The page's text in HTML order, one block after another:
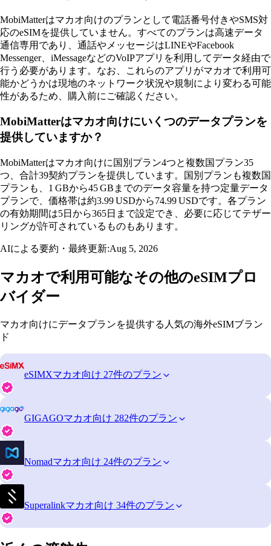
MobiMatterはマカオ向けのプランとして電話番号付きやSMS対
応のeSIMを提供していません。すべてのプランは高速データ
通信専用であり、通話やメッセージはLINEやFacebook
Messenger、iMessageなどのVoIPアプリを利用してデータ経由で
行う必要があります。なお、これらのアプリがマカオで利用可
能かどうかは現地のネットワーク状況や規制により変わる可能
性があるため、購入前にご確認ください。
MobiMatterはマカオ向けにいくつのデータプランを
提供していますか？
MobiMatterはマカオ向けに国別プラン4つと複数国プラン35
つ、合計39契約プランを提供しています。国別プランも複数国
プランも、1 GBから45 GBまでのデータ容量を持つ定量データ
プランで、価格帯は約3.99 USDから74.99 USDです。各プラン
の有効期間は5日から365日まで設定でき、必要に応じてテザー
リングが許可されているものもあります。
AIによる要約・最終更新:Aug 5, 2026
マカオで利用可能なその他のeSIMプロ
バイダー
マカオ向けにデータプランを提供する人気の海外eSIMブラン
ド
eSIMXマカオ向け 27件のプラン
GIGAGOマカオ向け 282件のプラン
Nomadマカオ向け 24件のプラン
Superalinkマカオ向け 34件のプラン